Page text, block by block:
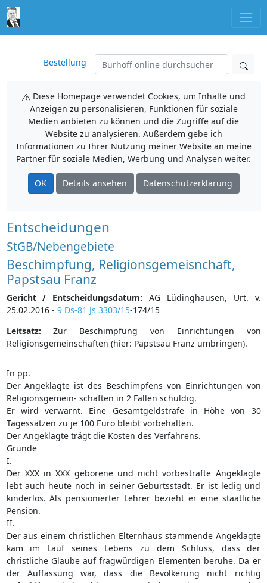
Bestellung
Diese Homepage verwendet Cookies, um Inhalte und
Anzeigen zu personalisieren, Funktionen für soziale
Medien anbieten zu können und die Zugriffe auf die
Website zu analysieren. Außerdem gebe ich
Informationen zu Ihrer Nutzung meiner Website an meine
Partner für soziale Medien, Werbung und Analysen weiter.
OK Details ansehen Datenschutzerklärung
Entscheidungen
StGB/Nebengebiete
Beschimpfung, Religionsgemeisnchaft,
Papstsau Franz
Gericht / Entscheidungsdatum: AG Lüdinghausen, Urt. v.
25.02.2016 - 9 Ds-81 Js 3303/15-174/15
Leitsatz: Zur Beschimpfung von Einrichtungen von
Religionsgemeinschaften (hier: Papstsau Franz umbringen).
In pp.
Der Angeklagte ist des Beschimpfens von Einrichtungen von
Religionsgemein- schaften in 2 Fällen schuldig.
Er wird verwarnt. Eine Gesamtgeldstrafe in Höhe von 30
Tagessätzen zu je 100 Euro bleibt vorbehalten.
Der Angeklagte trägt die Kosten des Verfahrens.
Gründe
I.
Der XXX in XXX geborene und nicht vorbestrafte Angeklagte
lebt auch heute noch in seiner Geburtsstadt. Er ist ledig und
kinderlos. Als pensionierter Lehrer bezieht er eine staatliche
Pension.
II.
Der aus einem christlichen Elternhaus stammende Angeklagte
kam im Lauf seines Lebens zu dem Schluss, dass der
christliche Glaube auf fragwürdigen Elementen beruhe. Da er
der Auffassung war, dass die Bevölkerung nicht richtig